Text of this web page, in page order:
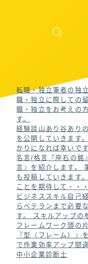
転職・独立筆者の独
職・独立に際しての
職・独立をお考えの
す。
経験談 山あり谷あり
を公開していきます
かりになれば幸いです
名言/格言
『座右の
言』を紹介します。
も投稿していきます
ことを期待して・・・
ビジネススキル 自己
らベテランまで必要
す。 スキルアップの
フレームワーク 頭の
『型（フレーム）』
で作業効率アップ間
中小企業診断士